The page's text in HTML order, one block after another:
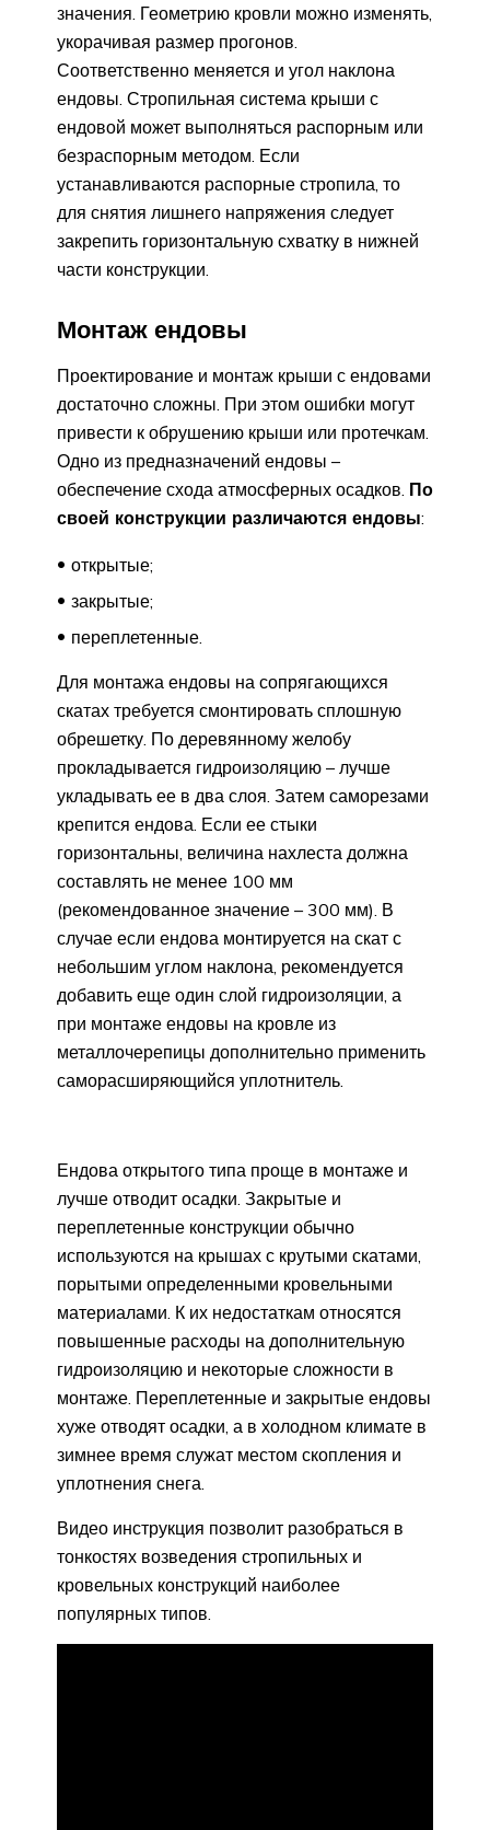
значения. Геометрию кровли можно изменять,
укорачивая размер прогонов.
Соответственно меняется и угол наклона
ендовы. Стропильная система крыши с
ендовой может выполняться распорным или
безраспорным методом. Если
устанавливаются распорные стропила, то
для снятия лишнего напряжения следует
закрепить горизонтальную схватку в нижней
части конструкции.
Монтаж ендовы
Проектирование и монтаж крыши с ендовами
достаточно сложны. При этом ошибки могут
привести к обрушению крыши или протечкам.
Одно из предназначений ендовы –
обеспечение схода атмосферных осадков. По
своей конструкции различаются ендовы:
открытые;
закрытые;
переплетенные.
Для монтажа ендовы на сопрягающихся
скатах требуется смонтировать сплошную
обрешетку. По деревянному желобу
прокладывается гидроизоляцию – лучше
укладывать ее в два слоя. Затем саморезами
крепится ендова. Если ее стыки
горизонтальны, величина нахлеста должна
составлять не менее 100 мм
(рекомендованное значение – 300 мм). В
случае если ендова монтируется на скат с
небольшим углом наклона, рекомендуется
добавить еще один слой гидроизоляции, а
при монтаже ендовы на кровле из
металлочерепицы дополнительно применить
саморасширяющийся уплотнитель.
Ендова открытого типа проще в монтаже и
лучше отводит осадки. Закрытые и
переплетенные конструкции обычно
используются на крышах с крутыми скатами,
порытыми определенными кровельными
материалами. К их недостаткам относятся
повышенные расходы на дополнительную
гидроизоляцию и некоторые сложности в
монтаже. Переплетенные и закрытые ендовы
хуже отводят осадки, а в холодном климате в
зимнее время служат местом скопления и
уплотнения снега.
Видео инструкция позволит разобраться в
тонкостях возведения стропильных и
кровельных конструкций наиболее
популярных типов.